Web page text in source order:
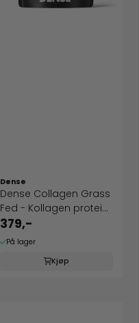
Dense
Dense Collagen Grass
Fed - Kollagen protein
fra ...
379,-
På lager
Kjøp